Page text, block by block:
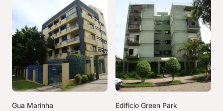
Gua Marinha Edificio Green Park